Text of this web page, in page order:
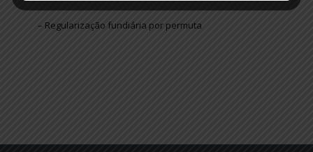
– Regularização fundiária por permuta